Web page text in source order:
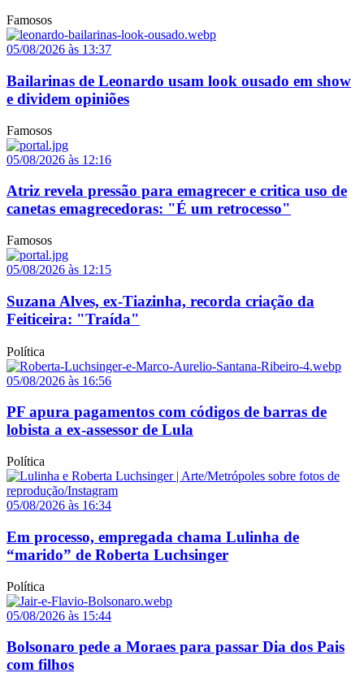
Famosos
05/08/2026 às 13:37
Bailarinas de Leonardo usam look ousado em show
e dividem opiniões
Famosos
05/08/2026 às 12:16
Atriz revela pressão para emagrecer e critica uso de
canetas emagrecedoras: "É um retrocesso"
Famosos
05/08/2026 às 12:15
Suzana Alves, ex-Tiazinha, recorda criação da
Feiticeira: "Traída"
Política
05/08/2026 às 16:56
PF apura pagamentos com códigos de barras de
lobista a ex-assessor de Lula
Política
05/08/2026 às 16:34
Em processo, empregada chama Lulinha de
“marido” de Roberta Luchsinger
Política
05/08/2026 às 15:44
Bolsonaro pede a Moraes para passar Dia dos Pais
com filhos